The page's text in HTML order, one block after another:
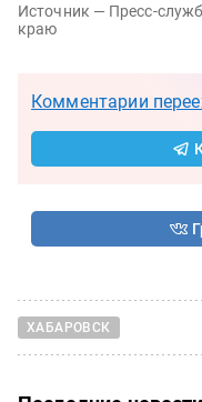
Источник — Пресс-
краю
Комментарии
ХАБАРОВСК